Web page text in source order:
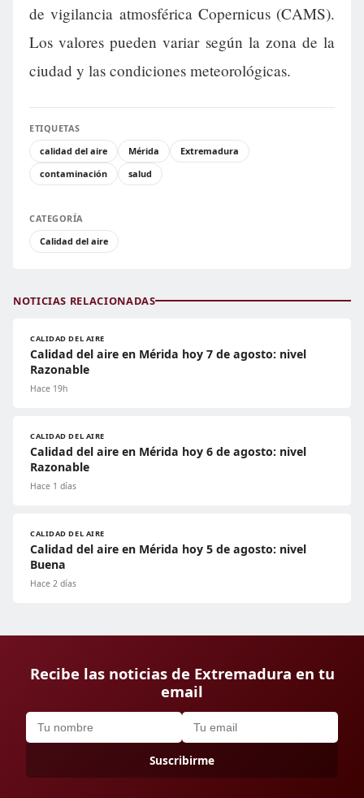
de vigilancia atmosférica Copernicus (CAMS).
Los valores pueden variar según la zona de la
ciudad y las condiciones meteorológicas.
ETIQUETAS
calidad del aire
Mérida
Extremadura
contaminación
salud
CATEGORÍA
Calidad del aire
NOTICIAS RELACIONADAS
CALIDAD DEL AIRE
Calidad del aire en Mérida hoy 7 de agosto: nivel
Razonable
Hace 19h
CALIDAD DEL AIRE
Calidad del aire en Mérida hoy 6 de agosto: nivel
Razonable
Hace 1 días
CALIDAD DEL AIRE
Calidad del aire en Mérida hoy 5 de agosto: nivel
Buena
Hace 2 días
Recibe las noticias de Extremadura en tu
email
Suscribirme